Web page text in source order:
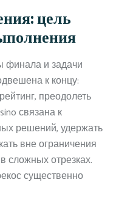
цель
финала и задачи
к концу:
преодолеть
связана к
решений, удержать
вне ограничения
сложных отрезках.
существенно